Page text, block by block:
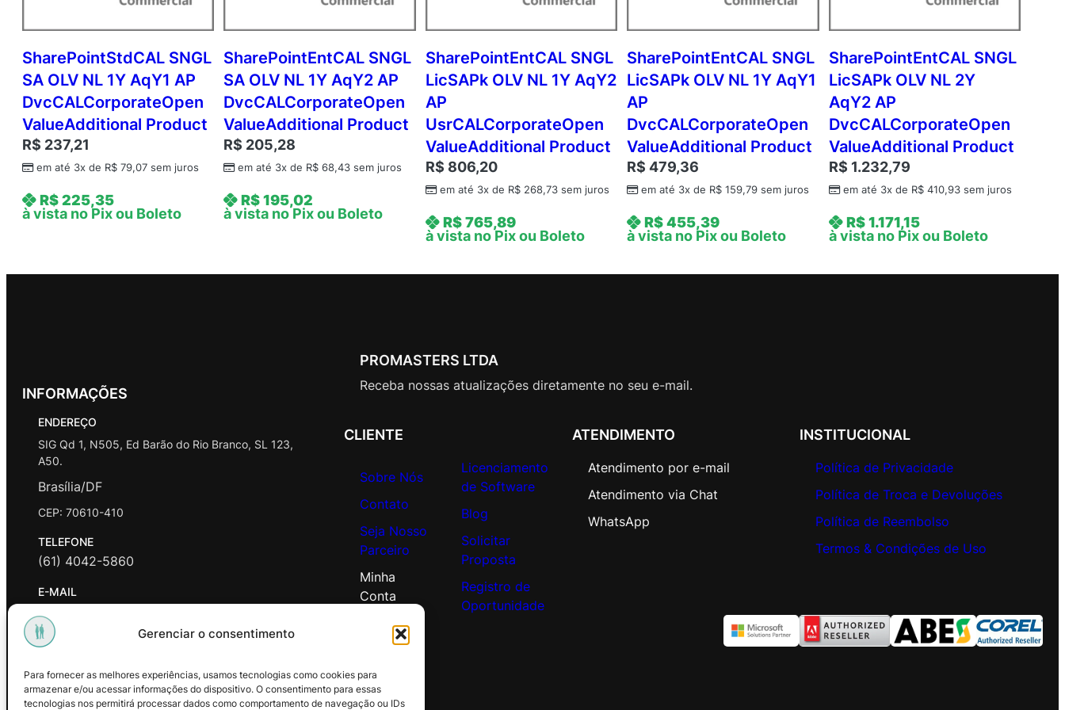
Gerenciar o consentimento
Para fornecer as melhores experiências, usamos tecnologias como cookies para
armazenar e/ou acessar informações do dispositivo. O consentimento para essas
tecnologias nos permitirá processar dados como comportamento de navegação ou IDs
1
A
c
d
m
c
A
P
S
d
n
A
SharePointStdCAL SNGL
SA OLV NL 1Y AqY1 AP
DvcCALCorporateOpen
ValueAdditional Product
R$ 237,21
em até 3x de R$ 79,07 sem juros
R$225,35
à vista no Pix ou Boleto
SharePointEntCAL SNGL
SA OLV NL 1Y AqY2 AP
DvcCALCorporateOpen
ValueAdditional Product
R$ 205,28
em até 3x de R$ 68,43 sem juros
R$195,02
à vista no Pix ou Boleto
SharePointEntCAL SNGL
LicSAPk OLV NL 1Y AqY2
AP
UsrCALCorporateOpen
ValueAdditional Product
R$ 806,20
em até 3x de R$268,73sem juros
R$765,89
à vista no Pix ou Boleto
SharePointEntCAL SNGL
LicSAPk OLV NL 1Y AqY1
AP
DvcCALCorporateOpen
ValueAdditional Product
R$ 479,36
em até 3x de R$ 159,79 sem juros
R$455,39
à vista no Pix ou Boleto
SharePointEntCAL SNGL
LicSAPk OLV NL 2Y
AqY2 AP
DvcCALCorporateOpen
ValueAdditional Product
R$ 1.232,79
em até 3x de R$410,93sem juros
R$1.171,15
à vista no Pix ou Boleto
INFORMAÇÕES
ENDEREÇO
SIG Qd 1, N505, Ed Barão do Rio Branco, SL 123,
A50.
Brasília/DF
CEP: 70610-410
TELEFONE
(61) 4042-5860
E-MAIL
contato@promasters.net.br
HORÁRIO DE ATENDIMENTO
Facebook Instagram Youtube
PROMASTERS LTDA
Receba nossas atualizações diretamente no seu e-mail.
CLIENTE
Sobre Nós
Contato
Seja Nosso
Parceiro
Minha
Conta
Licenciamento
de Software
Blog
Solicitar
Proposta
Registro de
Oportunidade
ATENDIMENTO
Atendimento por e-mail
Atendimento via Chat
WhatsApp
INSTITUCIONAL
Política de Privacidade
Política de Troca e Devoluções
Política de Reembolso
Termos & Condições de Uso